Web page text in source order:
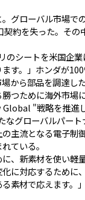
グローバル市場で
約を失った。そ
シートを米国企業
す。」ホンダが
から部品を調達し
つために海外市場
"戦略を推進し
なグローバルパー
主流となる電子制
ている。
、新素材を使い軽
に対応するために
素材で応えます。